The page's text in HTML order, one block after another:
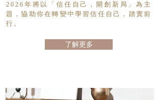
2026年將以「信任自己，開創新局」為主
題，協助你在轉變中學習信任自己，踏實前
行。
了解更多